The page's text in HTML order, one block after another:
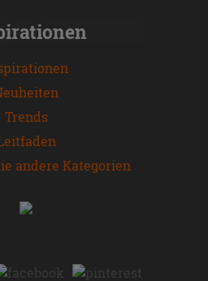
Trends
andere Kategorien